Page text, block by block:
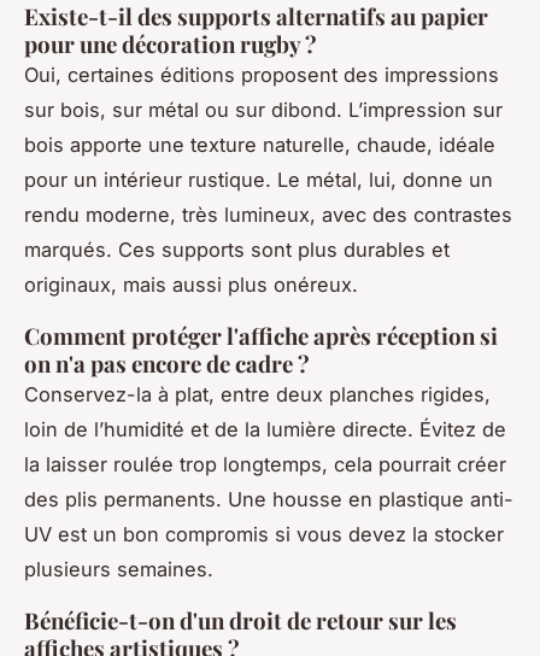
Existe-t-il des supports alternatifs au papier
pour une décoration rugby ?
Oui, certaines éditions proposent des impressions
sur bois, sur métal ou sur dibond. L’impression sur
bois apporte une texture naturelle, chaude, idéale
pour un intérieur rustique. Le métal, lui, donne un
rendu moderne, très lumineux, avec des contrastes
marqués. Ces supports sont plus durables et
originaux, mais aussi plus onéreux.
Comment protéger l'affiche après réception si
on n'a pas encore de cadre ?
Conservez-la à plat, entre deux planches rigides,
loin de l’humidité et de la lumière directe. Évitez de
la laisser roulée trop longtemps, cela pourrait créer
des plis permanents. Une housse en plastique anti-
UV est un bon compromis si vous devez la stocker
plusieurs semaines.
Bénéficie-t-on d'un droit de retour sur les
affiches artistiques ?